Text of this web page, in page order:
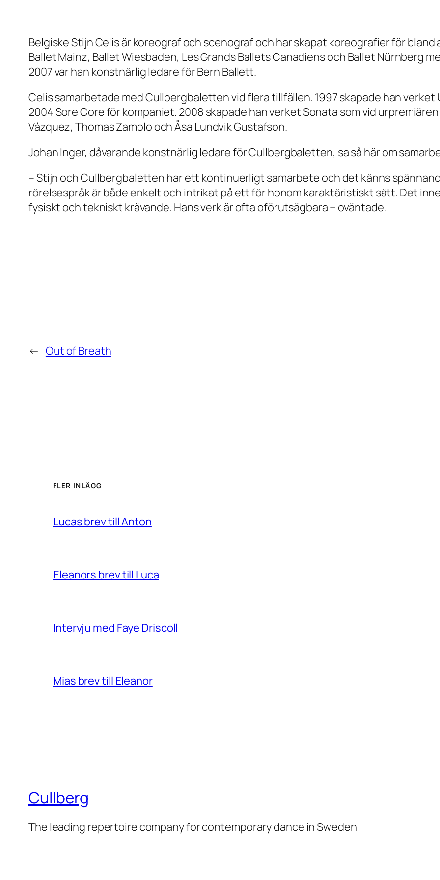
Belgiske Stijn Celis är koreograf och scenograf och har skapat koreografier för bland
Ballet Mainz, Ballet Wiesbaden, Les Grands Ballets Canadiens och Ballet Nürnberg
2007 var han konstnärlig ledare för Bern Ballett.
Celis samarbetade med Cullbergbaletten vid flera tillfällen. 1997 skapade han verket
2004Sore Coreför kompaniet. 2008 skapade han verketSonata som vid
Vázquez, Thomas Zamolo och Åsa Lundvik Gustafson.
Johan Inger, dåvarande konstnärlig ledare för Cullbergbaletten, sa så här om
– Stijn och Cullbergbaletten har ett kontinuerligt samarbete och det känns
rörelsespråk är både enkelt och intrikat på ett för honom karaktäristiskt sätt. Det
fysiskt och tekniskt krävande. Hans verk är ofta oförutsägbara – oväntade.
← Out of Breath
FLER INLÄGG
Lucas brev till Anton
Eleanors brev till Luca
Intervju med Faye Driscoll
Mias brev till Eleanor
Cullberg
The leading repertoire company for contemporary dance in Sweden